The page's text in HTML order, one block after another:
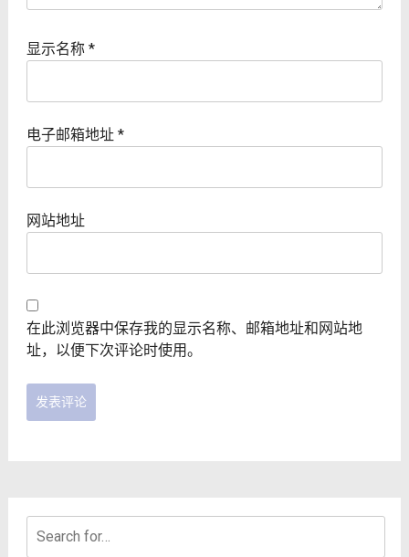
显示名称 *
电子邮箱地址 *
网站地址
在此浏览器中保存我的显示名称、邮箱地址和网站地
址，以便下次评论时使用。
for: